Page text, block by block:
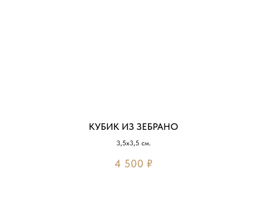
КУБИК ИЗ ЗЕБРАНО
3,5х3,5 см.
4 500 ₽